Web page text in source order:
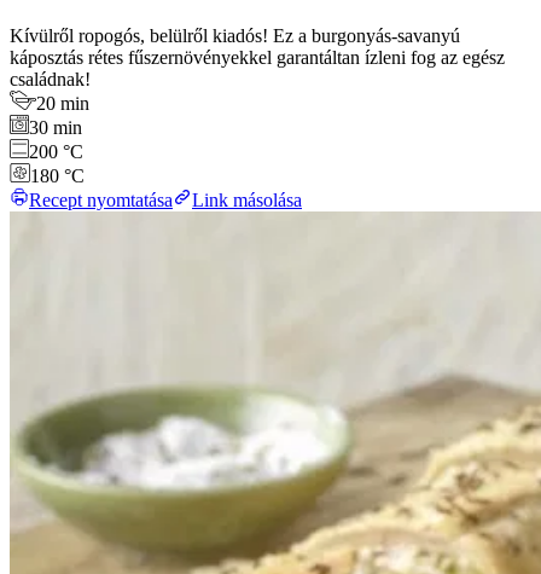
Kívülről ropogós, belülről kiadós! Ez a burgonyás-savanyú
káposztás rétes fűszernövényekkel garantáltan ízleni fog az egész
családnak!
20 min
30 min
200 °C
180 °C
Recept nyomtatása
Link másolása